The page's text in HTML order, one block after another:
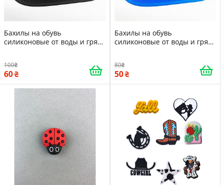
Бахилы на обувь
силиконовые от воды и грязи
100
60
Бахилы на обувь
силиконовые от воды и грязи
80
50